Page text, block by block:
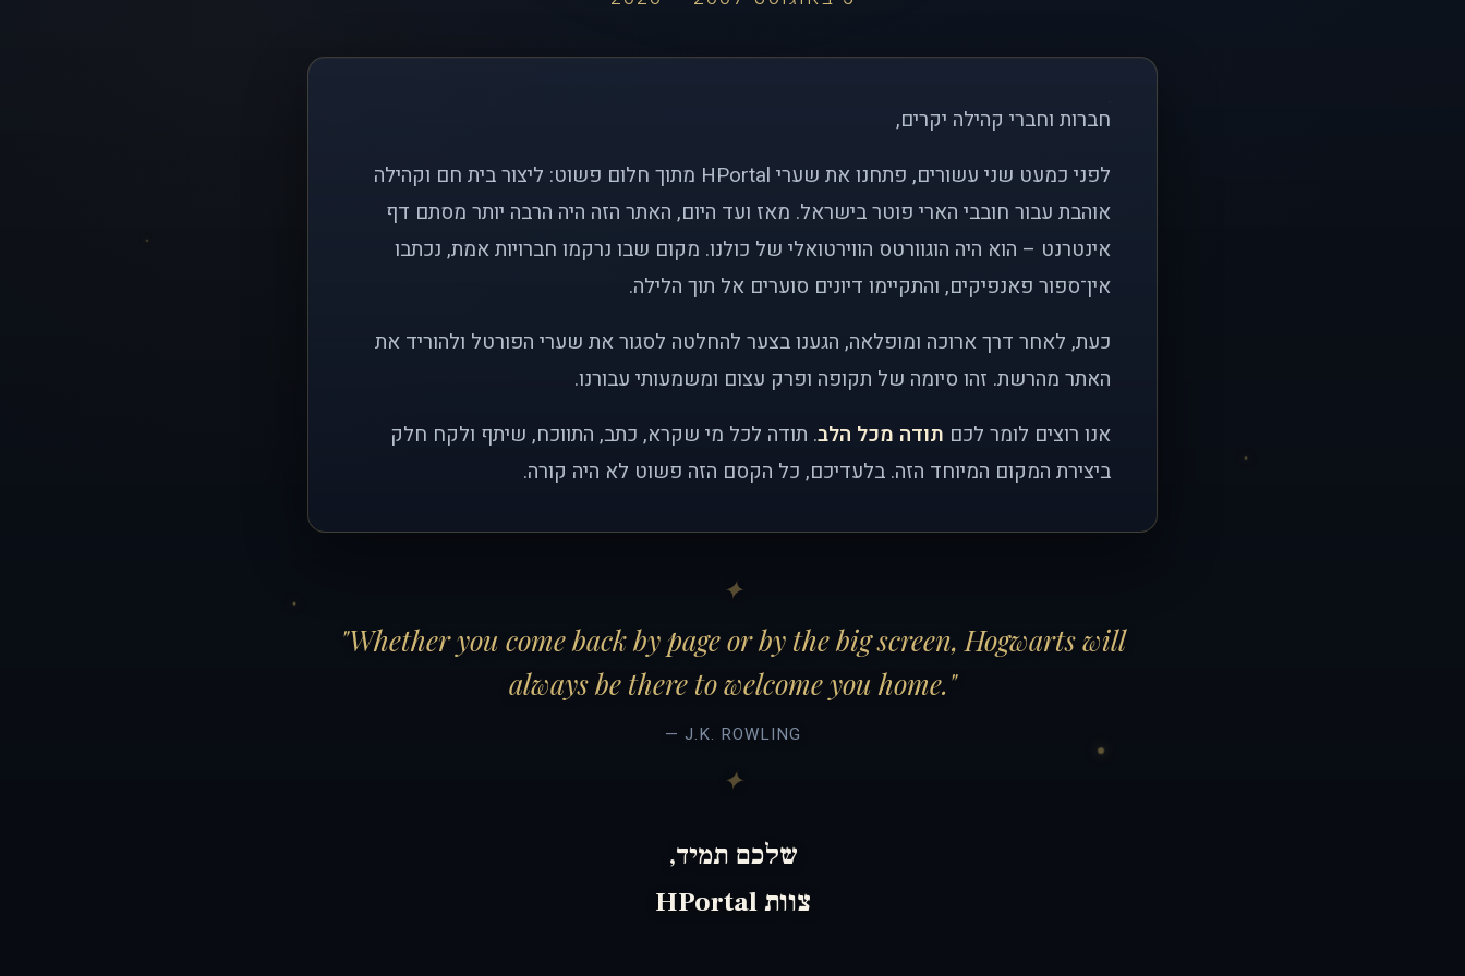
חברות וחברי קהילה יקרים,
לפני כמעט שני עשורים, פתחנו את שערי HPortal מתוך חלום פשוט: ליצור בית חם וקהילה
אוהבת עבור חובבי הארי פוטר בישראל. מאז ועד היום, האתר הזה היה הרבה יותר מסתם דף
אינטרנט – הוא היה הוגוורטס הווירטואלי של כולנו. מקום שבו נרקמו חברויות אמת, נכתבו
אין־ספור פאנפיקים, והתקיימו דיונים סוערים אל תוך הלילה.
כעת, לאחר דרך ארוכה ומופלאה, הגענו בצער להחלטה לסגור את שערי הפורטל ולהוריד את
האתר מהרשת. זהו סיומה של תקופה ופרק עצום ומשמעותי עבורנו.
אנו רוצים לומר לכם תודה מכל הלב. תודה לכל מי שקרא, כתב, התווכח, שיתף ולקח חלק
ביצירת המקום המיוחד הזה. בלעדיכם, כל הקסם הזה פשוט לא היה קורה.
"Whether you come back by page or by the big screen, Hogwarts will
always be there to welcome you home."
— J.K. ROWLING
שלכם תמיד,
צוות HPortal